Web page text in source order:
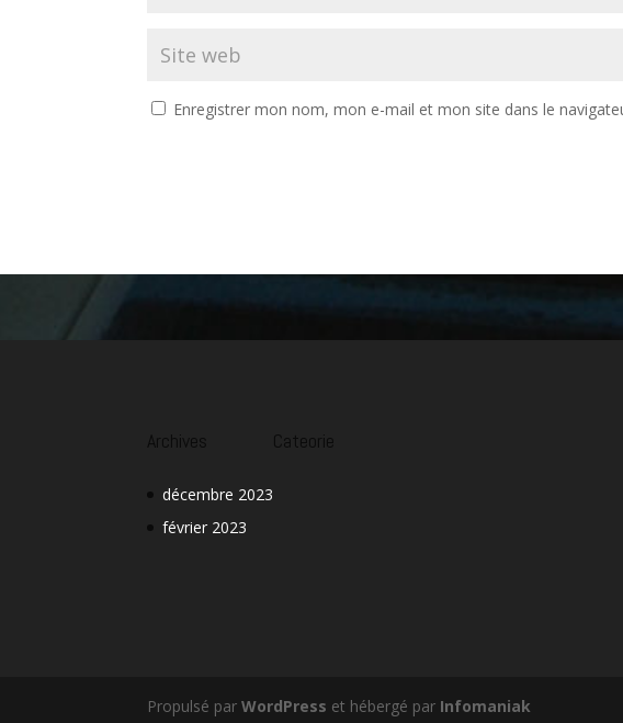
Enregistrer mon nom, mon e-mail et mon site dans le
Archives
décembre 2023
février 2023
Cateorie
Propulsé parWordPress et hébergé par Infomaniak